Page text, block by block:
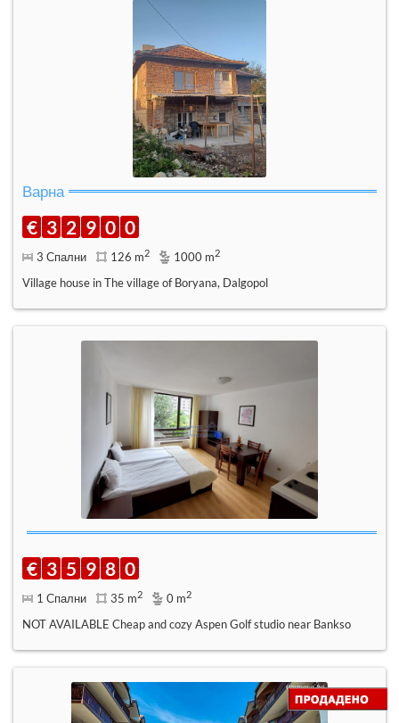
Варна
€ 3 2 9 0 0
3 Спални 126 m2 1000 m2
Village house in The village of Boryana, Dalgopol
€ 3 5 9 8 0
1 Спални 35 m2 0 m2
NOT AVAILABLE Cheap and cozy Aspen Golf studio near Bankso